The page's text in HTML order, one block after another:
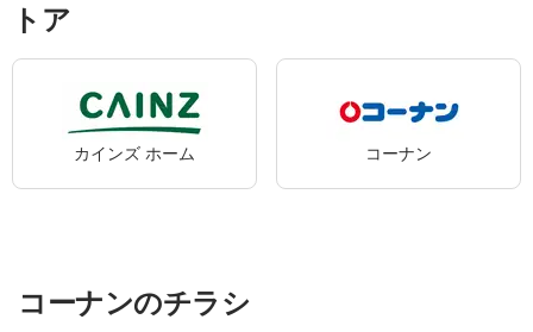
トア
カインズ ホーム コーナン
コーナンのチラシ